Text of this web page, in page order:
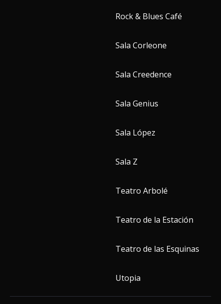
Rock & Blues Café
Sala Corleone
Sala Creedence
Sala Genius
Sala López
Sala Z
Teatro Arbolé
Teatro de la Estación
Teatro de las Esquinas
Utopia